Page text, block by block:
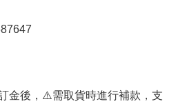
金後，⚠️需取貨時進行補款，支